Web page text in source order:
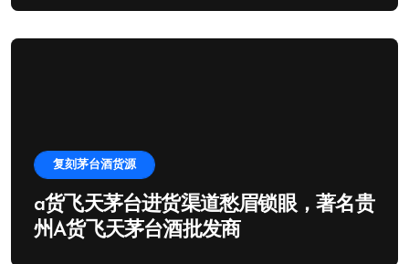
复刻茅台酒货源
a货飞天茅台进货渠道愁眉锁眼，著名贵
州A货飞天茅台酒批发商